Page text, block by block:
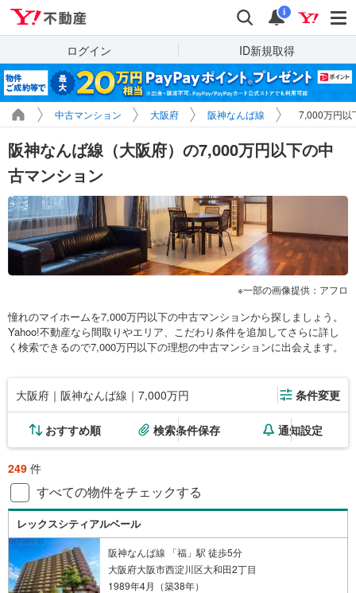
検索 通知
i
ログイン ID新規取得
中古マンション 大阪府 阪神なんば線 7,000万円以
阪神なんば線（大阪府）の7,000万円以下の中
古マンション
一部の画像提供：アフロ
憧れのマイホームを7,000万円以下の中古マンションから探しましょう。
Yahoo!不動産なら間取りやエリア、こだわり条件を追加してさらに詳し
く検索できるので7,000万円以下の理想の中古マンションに出会えます。
大阪府｜阪神なんば線｜7,000万円 条件変更
おすすめ順 検索条件保存 通知設定
249 件
すべての物件をチェックする
レックスシティアルベール
阪神なんば線 「福」駅 徒歩5分
大阪府大阪市西淀川区大和田2丁目
1989年4月（築38年）